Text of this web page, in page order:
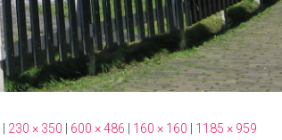
| 230 × 350 | 600 × 486 | 160 × 160 | 1185 × 959